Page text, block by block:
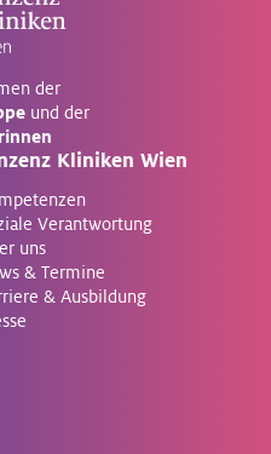
der
und der
Kliniken Wien
Verantwortung
uns
& Termine
& Ausbildung